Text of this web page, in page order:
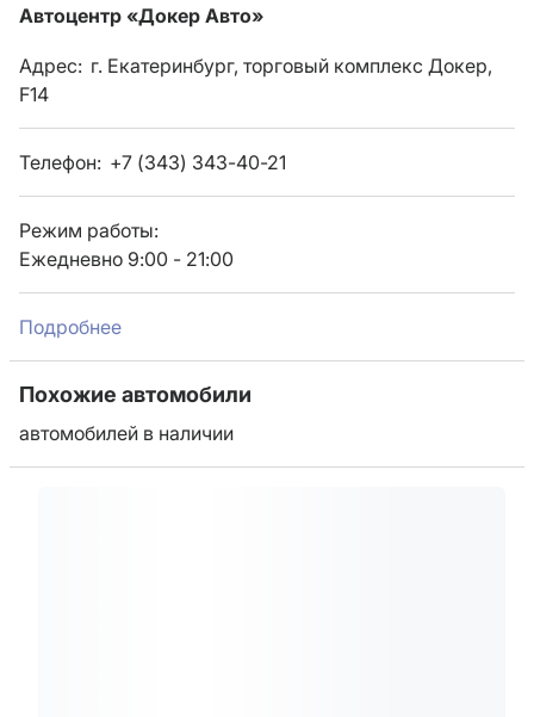
Автоцентр «Докер Авто»
Адрес: г. Екатеринбург, торговый комплекс Докер,
F14
Телефон: +7 (343) 343-40-21
Режим работы:
Ежедневно 9:00 - 21:00
Подробнее
Похожие автомобили
автомобилей в наличии